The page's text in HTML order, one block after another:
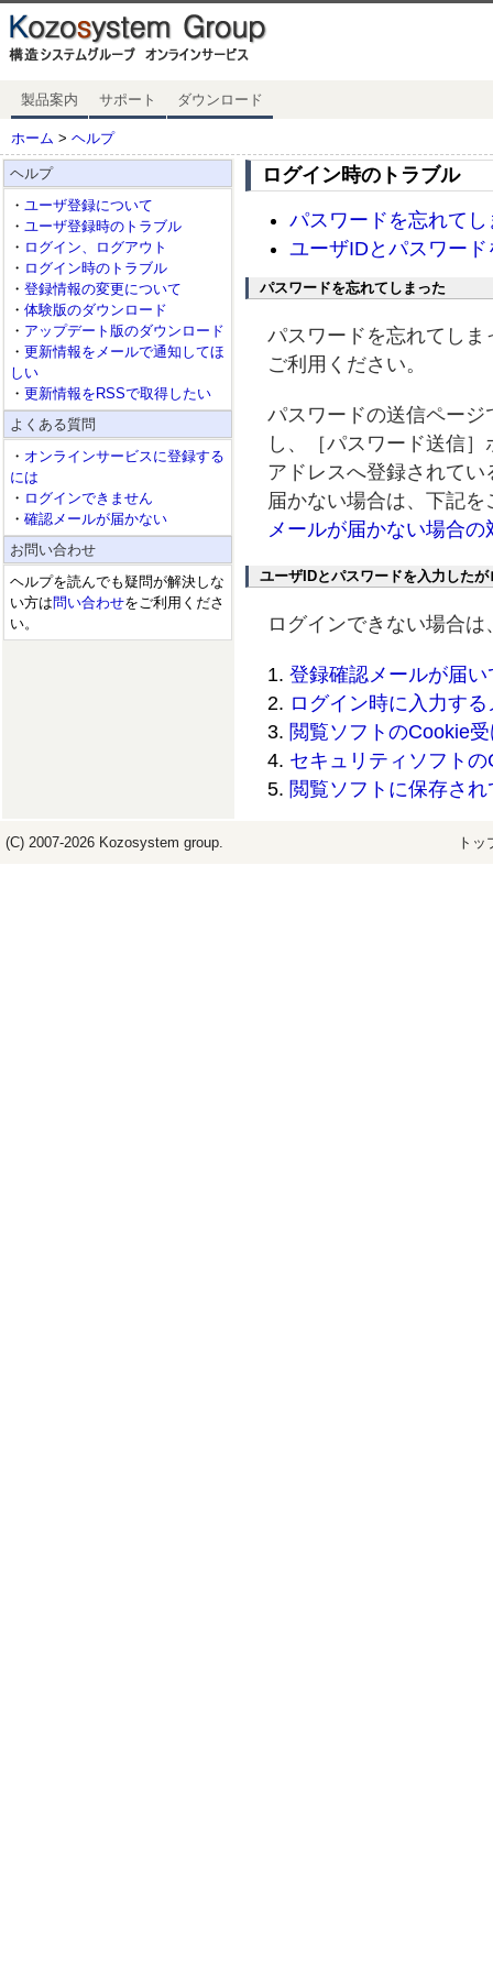
製品案内 サポート ダウンロード
ホーム > ヘルプ
ヘルプ
・ ユーザ登録について
・ ユーザ登録時のトラブル
・ ログイン、ログアウト
・ ログイン時のトラブル
・ 登録情報の変更について
・ 体験版のダウンロード
・ アップデート版のダウンロード
・ 更新情報をメールで通知してほ
しい
・ 更新情報をRSSで取得したい
よくある質問
・ オンラインサービスに登録する
には
・ ログインできません
・ 確認メールが届かない
お問い合わせ
ヘルプを読んでも疑問が解決しな
い方は問い合わせをご利用くださ
い。
ログイン時のトラブル
パスワードを忘れてし
ユーザIDとパスワー
パスワードを忘れてしまった
パスワードを忘れてしま
ご利用ください。
パスワードの送信ペー
し、［パスワード送信
アドレスへ登録されて
届かない場合は、下記を
メールが届かない場合の
ユーザIDとパスワードを入力した
ログインできない場合
登録確認メールが届
ログイン時に入力す
閲覧ソフトのCookie
セキュリティソフト
閲覧ソフトに保存さ
(C) 2007-2026 Kozosystem group. トッ